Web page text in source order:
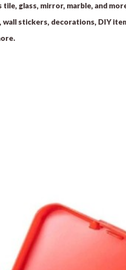
glass, mirror, marble, and
stickers, decorations, DIY